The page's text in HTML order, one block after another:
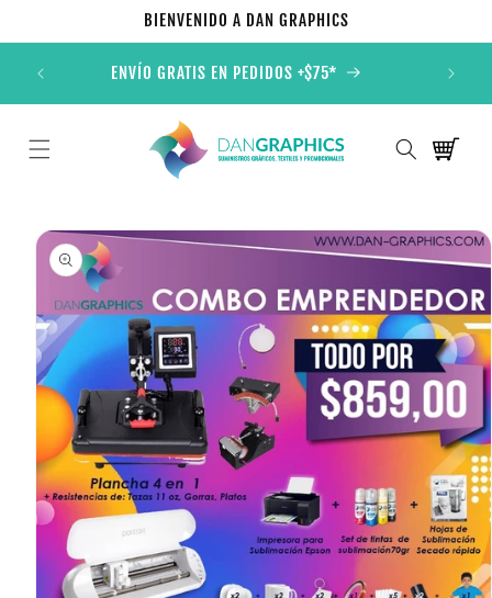
al contenido
BIENVENIDO A DAN GRAPHICS
ENVÍO GRATIS EN PEDIDOS +$75*
Carrito
directamente
a la
información
del producto